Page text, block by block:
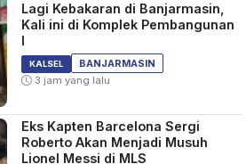
Lagi Kebakaran di Banjarmasin,
Kali ini di Komplek Pembangunan
I
KALSEL
BANJARMASIN
3 jam yang lalu
Eks Kapten Barcelona Sergi
Roberto Akan Menjadi Musuh
Lionel Messi di MLS